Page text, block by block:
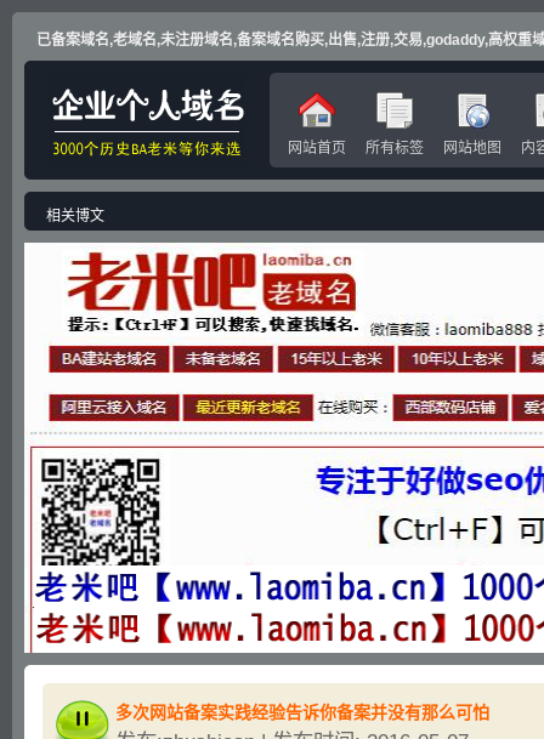
已备案域名,老域名,未注册域名,备案域名购买,出售,注册,交易,godaddy,高权重
网站首页 所有标签 网站地图 内
相关博文
多次网站备案实践经验告诉你备案并没有那么可怕